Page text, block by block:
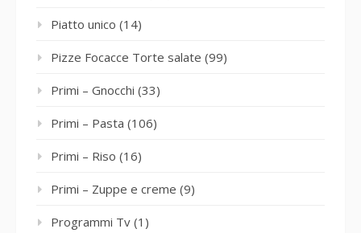
Piatto unico (14)
Pizze Focacce Torte salate (99)
Primi – Gnocchi (33)
Primi – Pasta (106)
Primi – Riso (16)
Primi – Zuppe e creme (9)
Programmi Tv (1)